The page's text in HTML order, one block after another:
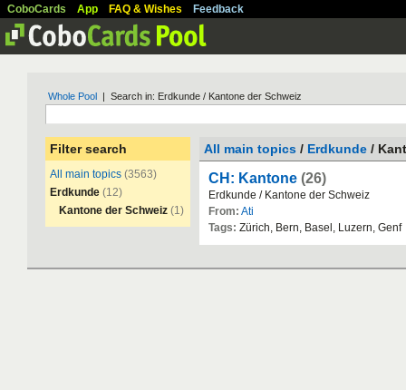
CoboCards App FAQ & Wishes Feedback
Whole Pool | Search in: Erdkunde / Kantone der Schweiz
Filter search
All main topics (3563)
Erdkunde (12)
Kantone der Schweiz (1)
All main topics / Erdkunde /
CH: Kantone (26)
Erdkunde / Kantone der Schweiz
From: Ati
Tags: Zürich, Bern, Basel , Luzern, Genf